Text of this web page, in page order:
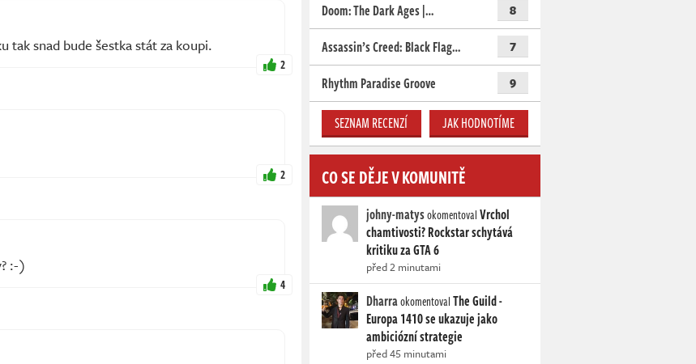
tak snad bude šestka stát za koupi.
2
2
:-)
4
Doom: The Dark Ages |… 8
Assassin’s Creed: Black Flag… 7
Rhythm Paradise Groove 9
SEZNAM RECENZÍ JAK HODNOTÍME
CO SE DĚJE V KOMUNITĚ
johny-matysokomentovalVrchol
chamtivosti? Rockstar schytává
kritiku za GTA 6
před 2 minutami
DharraokomentovalThe Guild -
Europa 1410 se ukazuje jako
ambiciózní strategie
před 45 minutami